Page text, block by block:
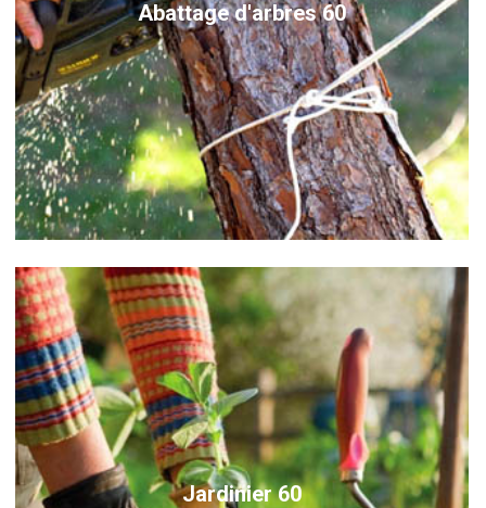
Abattage d'arbres 60
Jardinier 60